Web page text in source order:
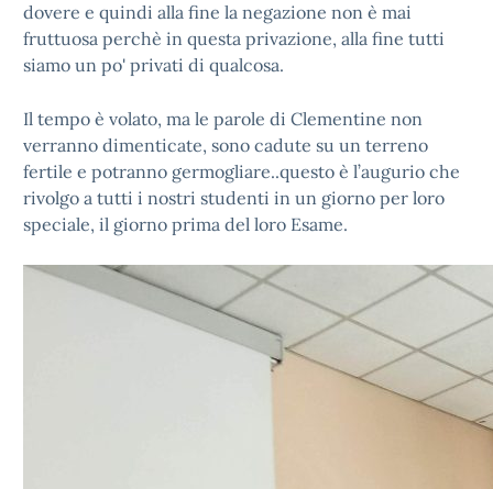
dovere e quindi alla fine la negazione non è mai
fruttuosa perchè in questa privazione, alla fine tutti
siamo un po' privati di qualcosa.
Il tempo è volato, ma le parole di Clementine non
verranno dimenticate, sono cadute su un terreno
fertile e potranno germogliare..questo è l’augurio che
rivolgo a tutti i nostri studenti in un giorno per loro
speciale, il giorno prima del loro Esame.